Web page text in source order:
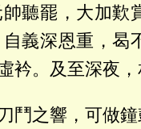
聽罷，大加歎
義深恩重，曷
衿。及至深夜，
鬥之響，可做鐘